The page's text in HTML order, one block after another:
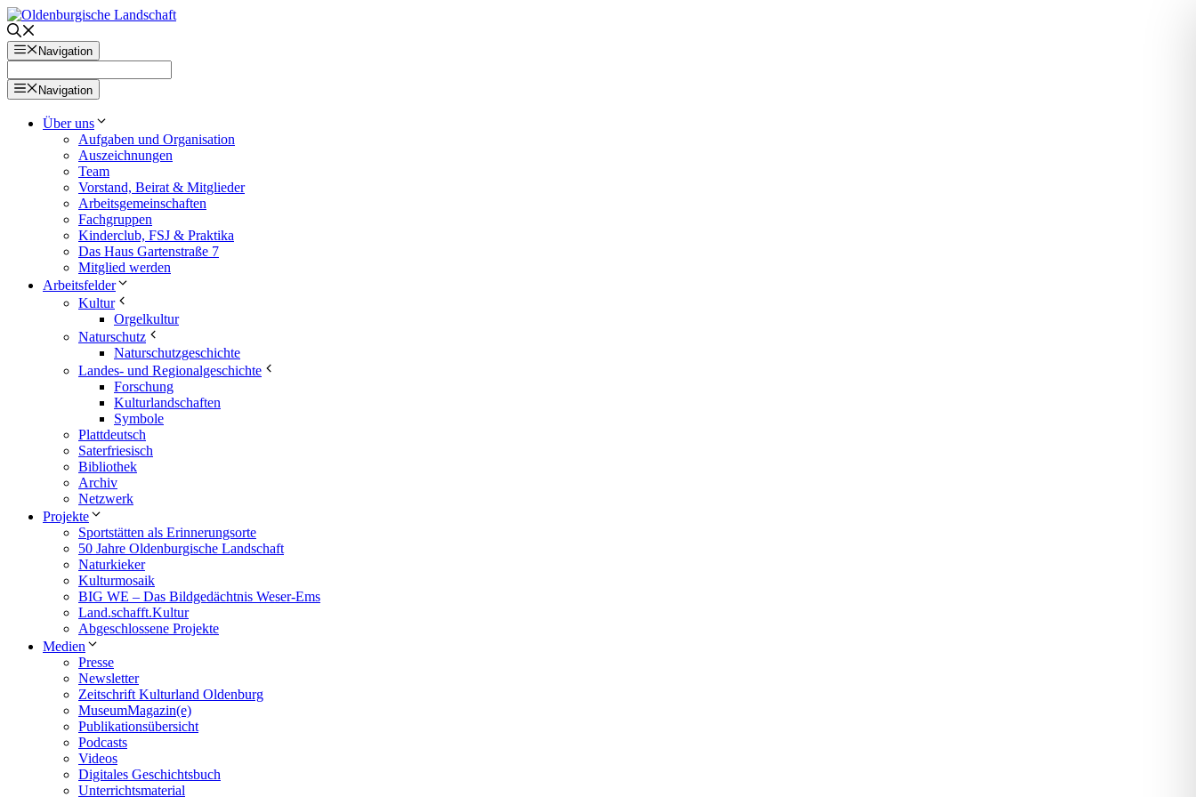
Zum
Inhalt
springenNavigation
Navigation
Über uns
Aufgaben und Organisation
Auszeichnungen
Team
Vorstand, Beirat & Mitglieder
Arbeitsgemeinschaften
Fachgruppen
Kinderclub, FSJ & Praktika
Das Haus Gartenstraße 7
Mitglied werden
Arbeitsfelder
Kultur
Orgelkultur
Naturschutz
Naturschutzgeschichte
Landes- und Regionalgeschichte
Forschung
Kulturlandschaften
Symbole
Plattdeutsch
Saterfriesisch
Bibliothek
Archiv
Netzwerk
Projekte
Sportstätten als Erinnerungsorte
50 Jahre Oldenburgische Landschaft
Naturkieker
Kulturmosaik
BIG WE – Das Bildgedächtnis Weser-Ems
Land.schafft.Kultur
Abgeschlossene Projekte
Medien
Presse
Newsletter
Zeitschrift Kulturland Oldenburg
MuseumMagazin(e)
Publikationsübersicht
Podcasts
Videos
Digitales Geschichtsbuch
Unterrichtsmaterial